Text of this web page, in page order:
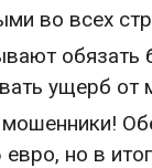
во всех
обязать
ущерб от
но в